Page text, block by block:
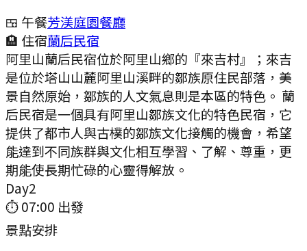
🍱 午餐芳渼庭園餐廳
🏨 住宿蘭后民宿
阿里山蘭后民宿位於阿里山鄉的『來吉村』；來吉
是位於塔山山麓阿里山溪畔的鄒族原住民部落，美
景自然原始，鄒族的人文氣息則是本區的特色。 蘭
后民宿是一個具有阿里山鄒族文化的特色民宿，它
提供了都市人與古樸的鄒族文化接觸的機會，希望
能達到不同族群與文化相互學習、了解、尊重，更
期能使長期忙碌的心靈得解放。
Day2
⏱07:00 出發
景點安排